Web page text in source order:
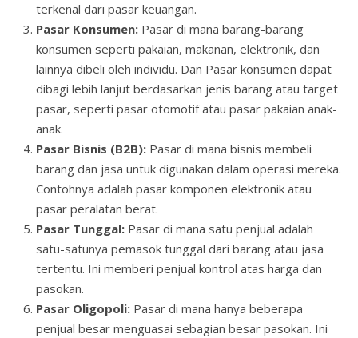
terkenal dari pasar keuangan.
Pasar Konsumen: Pasar di mana barang-barang
konsumen seperti pakaian, makanan, elektronik, dan
lainnya dibeli oleh individu. Dan Pasar konsumen dapat
dibagi lebih lanjut berdasarkan jenis barang atau target
pasar, seperti pasar otomotif atau pasar pakaian anak-
anak.
Pasar Bisnis (B2B): Pasar di mana bisnis membeli
barang dan jasa untuk digunakan dalam operasi mereka.
Contohnya adalah pasar komponen elektronik atau
pasar peralatan berat.
Pasar Tunggal: Pasar di mana satu penjual adalah
satu-satunya pemasok tunggal dari barang atau jasa
tertentu. Ini memberi penjual kontrol atas harga dan
pasokan.
Pasar Oligopoli: Pasar di mana hanya beberapa
penjual besar menguasai sebagian besar pasokan. Ini